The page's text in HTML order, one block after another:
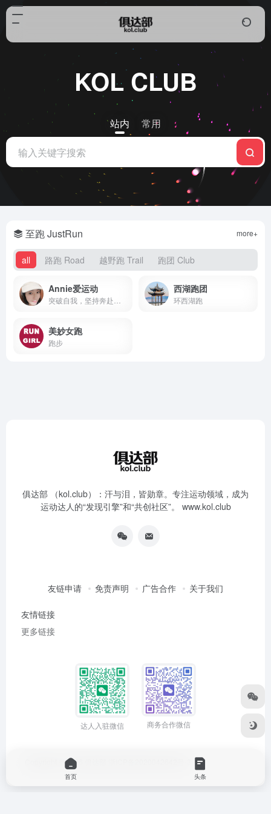
KOL CLUB
站内 常用
至跑 JustRun
all 路跑 Road 越野跑 Trail 跑团 Club
more+
Annie爱运动 西湖跑团
环西湖跑
美妙女跑
跑步
俱达部 （kol.club）：汗与泪，皆勋章。专注运动领域，成为
运动达人的“发现引擎”和“共创社区”。 www.kol.club
友链申请 免责声明 广告合作 关于我们
友情链接
更多链接
达人入驻微信 商务合作微信
Copyright © 2026
首页 头条